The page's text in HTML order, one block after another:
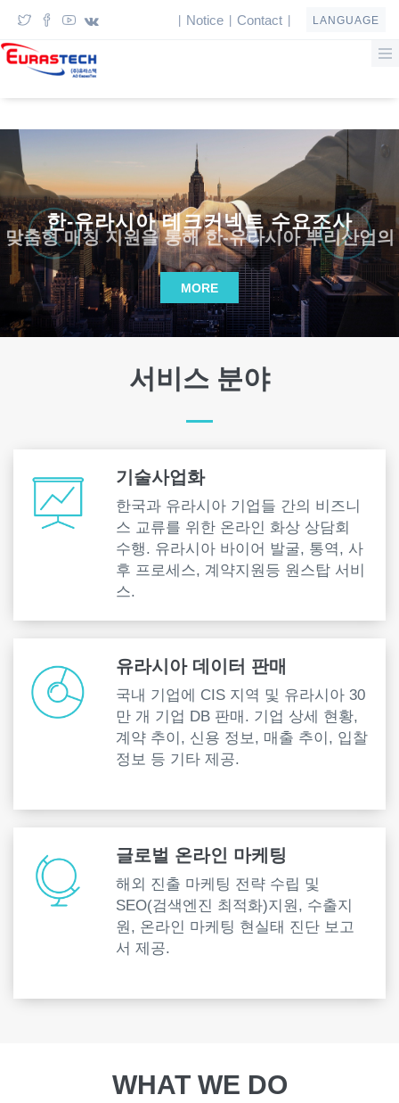
Notice Contact LANGUAGE
한-유라시아 테크커넥트 수요조사
춤형 매칭 지원을 통해 한-유라시아 뿌리산업
MORE
서비스 분야
기술사업화
한국과 유라시아 기업들 간의 비즈니
스 교류를 위한 온라인 화상 상담회
수행. 유라시아 바이어 발굴, 통역, 사
후 프로세스, 계약지원등 원스탑 서비
스.
유라시아 데이터 판매
국내 기업에 CIS 지역 및 유라시아 30
만 개 기업 DB 판매. 기업 상세 현황,
계약 추이, 신용 정보, 매출 추이, 입찰
정보 등 기타 제공.
글로벌 온라인 마케팅
해외 진출 마케팅 전략 수립 및
SEO(검색엔진 최적화)지원, 수출지
원, 온라인 마케팅 현실태 진단 보고
서 제공.
WHAT WE DO